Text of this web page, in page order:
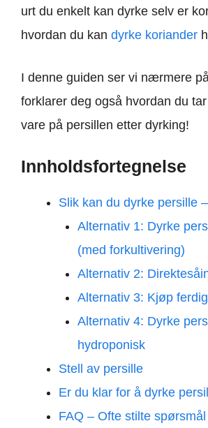
urt du enkelt kan dyrke selv er
hvordan du kan dyrke koriander
I denne guiden ser vi nærmere
forklarer deg også hvordan du
vare på persillen etter dyrking!
Innholdsfortegnelse
Slik kan du dyrke persille
Alternativ 1: Dyrke
(med forkultivering)
Alternativ 2:
Alternativ 3: Kjøp
Alternativ 4: Dyrke
hydroponisk
Stell av persille
Er du klar for å dyrke
FAQ – Ofte stilte spørsmål